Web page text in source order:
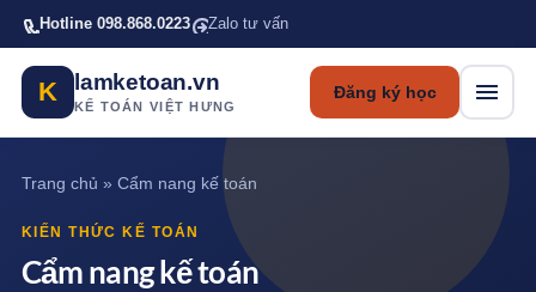
Bỏ qua tới nội dung chính
Hotline 098.868.0223 Zalo tư vấn
K lamketoan.vn
KẾ TOÁN VIỆT HƯNG
Đăng ký học
Trang chủ » Cẩm nang kế toán
KIẾN THỨC KẾ TOÁN
Cẩm nang kế toán